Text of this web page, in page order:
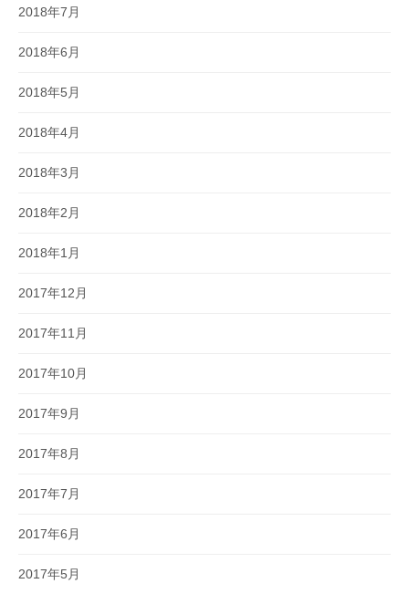
2018年7月
2018年6月
2018年5月
2018年4月
2018年3月
2018年2月
2018年1月
2017年12月
2017年11月
2017年10月
2017年9月
2017年8月
2017年7月
2017年6月
2017年5月